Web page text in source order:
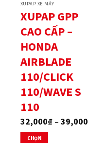
XUPAP XE MÁY
XUPAP GPP
CAO CẤP –
HONDA
AIRBLADE
110/CLICK
110/WAVE S
110
32,000₫ – 39,000
CHỌN